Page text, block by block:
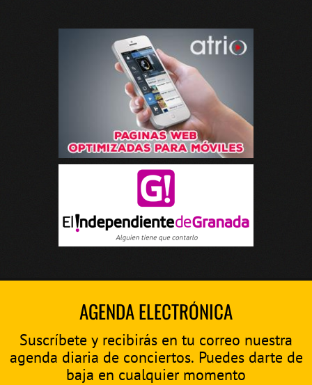
AGENDA ELECTRÓNICA
Suscríbete y recibirás en tu correo nuestra
agenda diaria de conciertos. Puedes darte de
baja en cualquier momento